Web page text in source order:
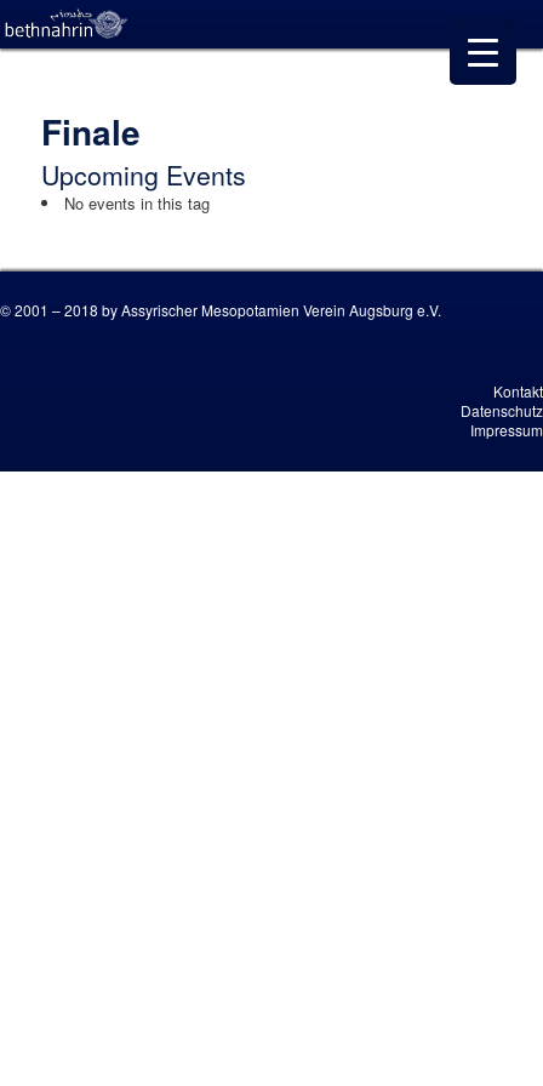
Finale
Upcoming Events
No events in this tag
© 2001 – 2018 by Assyrischer Mesopotamien Verein Augsburg e.V.
Kontakt
Datenschutz
Impressum